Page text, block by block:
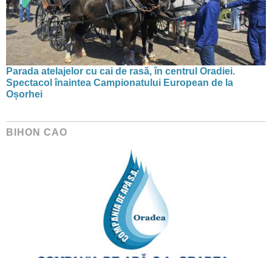
Parada atelajelor cu cai de rasă, în centrul Oradiei.
Spectacol înaintea Campionatului European de la
Oșorhei
BIHON CAO